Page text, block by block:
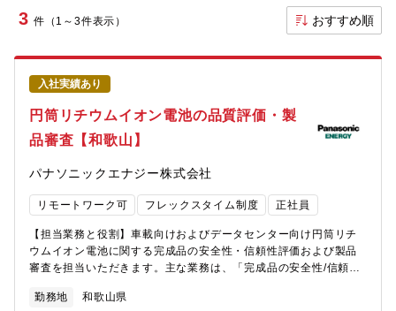
3 件（1～3件表示） おすすめ順
入社実績あり
円筒リチウムイオン電池の品質評価・製
品審査【和歌山】
パナソニックエナジー株式会社
リモートワーク可 フレックスタイム制度 正社員
【担当業務と役割】車載向けおよびデータセンター向け円筒リチ
ウムイオン電池に関する完成品の安全性・信頼性評価および製品
審査を担当いただきます。主な業務は、「完成品の安全性/信頼性
の対応および、試験結果による合否判定の実行■各種評価に使用す
勤務地 和歌山県